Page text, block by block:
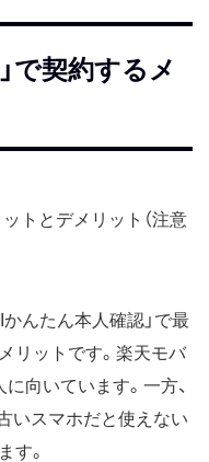
で契約するメ
トとデメリット（注意
んたん本人確認」で最
リットです。楽天モバ
向いています。一方、
いスマホだと使えない
す。